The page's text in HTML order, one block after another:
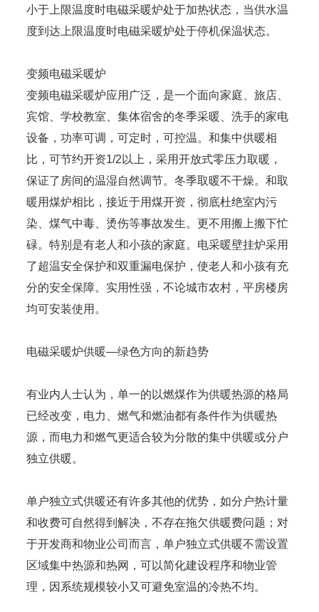
小于上限温度时电磁采暖炉处于加热状态，当供水温
度到达上限温度时电磁采暖炉处于停机保温状态。
变频电磁采暖炉
变频电磁采暖炉应用广泛，是一个面向家庭、旅店、
宾馆、学校教室、集体宿舍的冬季采暖、洗手的家电
设备，功率可调，可定时，可控温。和集中供暖相
比，可节约开资1/2以上，采用开放式零压力取暖，
保证了房间的温湿自然调节。冬季取暖不干燥。和取
暖用煤炉相比，接近于用煤开资，彻底杜绝室内污
染、煤气中毒、烫伤等事故发生。更不用搬上搬下忙
碌。特别是有老人和小孩的家庭。电采暖壁挂炉采用
了超温安全保护和双重漏电保护，使老人和小孩有充
分的安全保障。实用性强，不论城市农村，平房楼房
均可安装使用。
电磁采暖炉供暖—绿色方向的新趋势
有业内人士认为，单一的以燃煤作为供暖热源的格局
已经改变，电力、燃气和燃油都有条件作为供暖热
源，而电力和燃气更适合较为分散的集中供暖或分户
独立供暖。
单户独立式供暖还有许多其他的优势，如分户热计量
和收费可自然得到解决，不存在拖欠供暖费问题；对
于开发商和物业公司而言，单户独立式供暖不需设置
区域集中热源和热网，可以简化建设程序和物业管
理，因系统规模较小又可避免室温的冷热不均。